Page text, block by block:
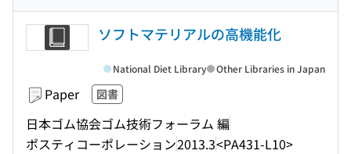
ソフトマテリアルの高機能化
Paper 図書
日本ゴム協会ゴム技術フォーラム 編
ポスティコーポレーション2013.3<PA431-L10>
National Diet Library Other Libraries in Japan